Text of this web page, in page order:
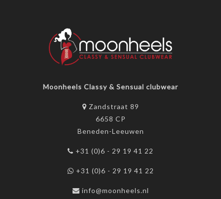
Moonheels Classy & Sensual clubwear
Zandstraat 89
6658 CP
Beneden-Leeuwen
+31 (0)6 - 29 19 41 22
+31 (0)6 - 29 19 41 22
info@moonheels.nl